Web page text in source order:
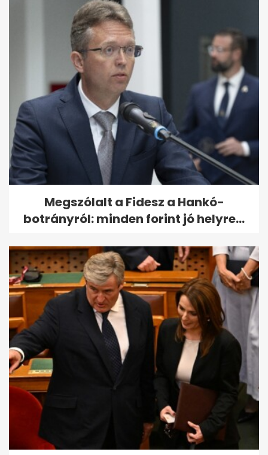
Megszólalt a Fidesz a Hankó-
botrányról: minden forint jó helyre...